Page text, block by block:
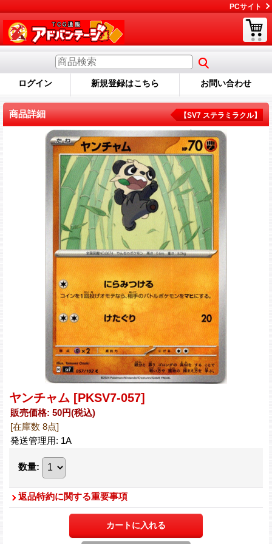
PCサイト
ログイン 新規登録はこちら お問い合わせ
商品詳細 【SV7 ステラミラクル】
ヤンチャム [PKSV7-057]
販売価格: 50円(税込)
[在庫数 8点]
発送管理用: 1A
数量:
返品特約に関する重要事項